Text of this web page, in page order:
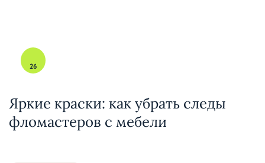
26
Яркие краски: как убрать следы
фломастеров с мебели